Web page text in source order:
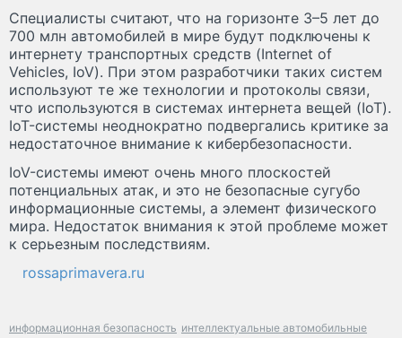
Специалисты считают, что на горизонте 3–5 лет до
700 млн автомобилей в мире будут подключены к
интернету транспортных средств (Internet of
Vehicles, IoV). При этом разработчики таких систем
используют те же технологии и протоколы связи,
что используются в системах интернета вещей (IoT).
IoT-системы неоднократно подвергались критике за
недостаточное внимание к кибербезопасности.
IoV-системы имеют очень много плоскостей
потенциальных атак, и это не безопасные сугубо
информационные системы, а элемент физического
мира. Недостаток внимания к этой проблеме может
к серьезным последствиям.
rossaprimavera.ru
информационная безопасность интеллектуальные автомобильные